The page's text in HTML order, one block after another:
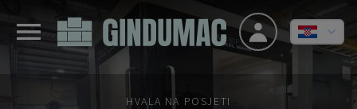
HVALA NA POSJETI